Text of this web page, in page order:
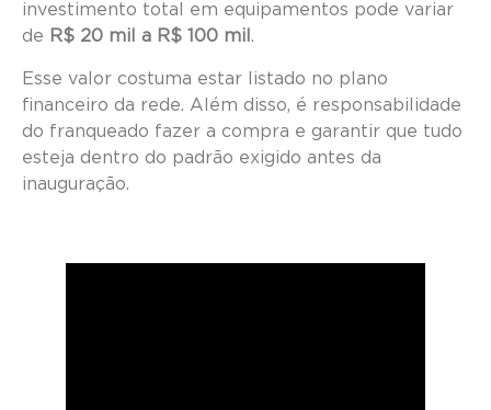
investimento total em equipamentos pode variar
de R$ 20 mil a R$ 100 mil .
Esse valor costuma estar listado no plano
financeiro da rede. Além disso, é responsabilidade
do franqueado fazer a compra e garantir que tudo
esteja dentro do padrão exigido antes da
inauguração.